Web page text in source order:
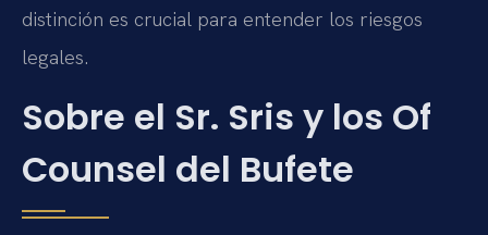
distinción es crucial para entender los riesgos
legales.
Sobre el Sr. Sris y los Of
Counsel del Bufete